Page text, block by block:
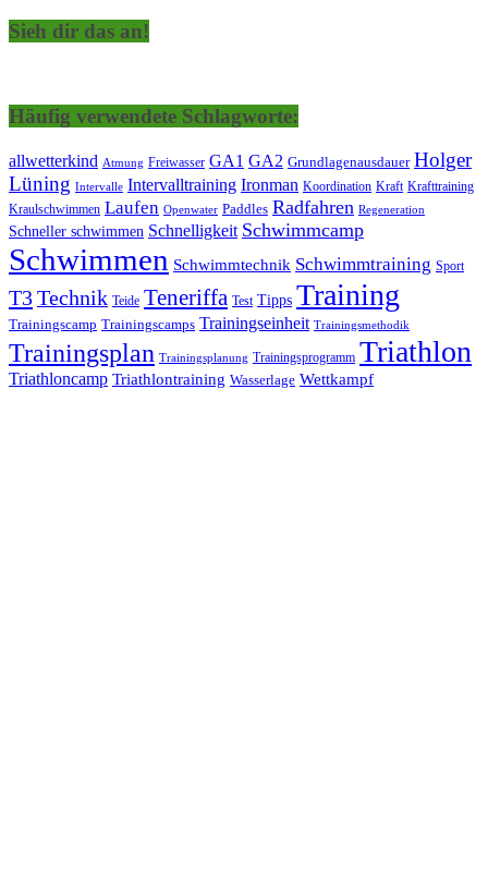
Sieh dir das an!
Häufig verwendete Schlagworte:
allwetterkind Atmung Freiwasser GA1 GA2 Grundlagenausdauer Holger
Lüning Intervalle Intervalltraining Ironman Koordination Kraft Krafttraining
Kraulschwimmen Laufen Openwater Paddles Radfahren Regeneration
Schneller schwimmen Schnelligkeit Schwimmcamp
Schwimmen Schwimmtechnik Schwimmtraining Sport
T3Technik Teide Teneriffa Test Tipps Training
Trainingscamp Trainingscamps Trainingseinheit Trainingsmethodik
Trainingsplan Trainingsplanung Trainingsprogramm Triathlon
Triathloncamp Triathlontraining Wasserlage Wettkampf